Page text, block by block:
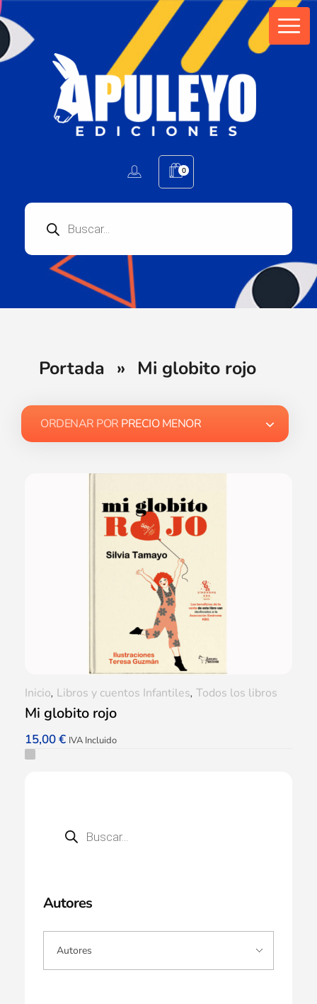
0
Portada » Mi globito rojo
ORDENAR POR PRECIO MENOR
Mi globito rojo
15,00€ IVA Incluido
Inicio, Libros y cuentos Infantiles, Todos los libros
Autores